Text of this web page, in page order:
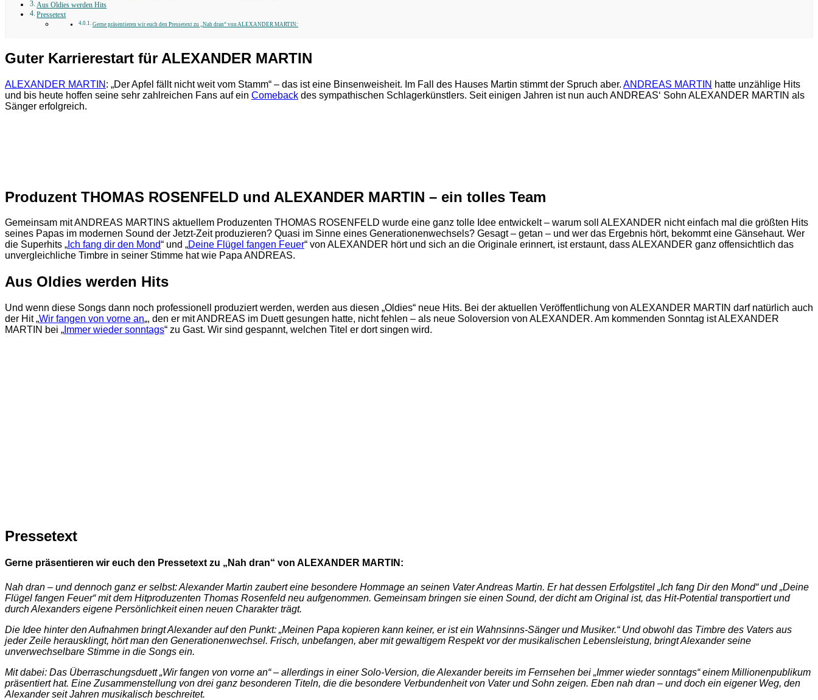
Aus Oldies werden Hits
Pressetext
Gerne präsentieren wir euch den Pressetext zu „Nah dran“ von ALEXANDER MARTIN:
Guter Karrierestart für ALEXANDER MARTIN
ALEXANDER MARTIN : „Der Apfel fällt nicht weit vom Stamm“ – das ist eine Binsenweisheit. Im Fall des Hauses Martin stimmt der Spruch aber. ANDREAS MARTIN hatte unzählige Hits
und bis heute hoffen seine sehr zahlreichen Fans auf ein Comeback des sympathischen Schlagerkünstlers. Seit einigen Jahren ist nun auch ANDREAS‘ Sohn ALEXANDER MARTIN als
Sänger erfolgreich.
Produzent THOMAS ROSENFELD und ALEXANDER MARTIN – ein tolles Team
Gemeinsam mit ANDREAS MARTINS aktuellem Produzenten THOMAS ROSENFELD wurde eine ganz tolle Idee entwickelt – warum soll ALEXANDER nicht einfach mal die größten Hits
seines Papas im modernen Sound der Jetzt-Zeit produzieren? Quasi im Sinne eines Generationenwechsels? Gesagt – getan – und wer das Ergebnis hört, bekommt eine Gänsehaut. Wer
die Superhits „ Ich fang dir den Mond“ und „Deine Flügel fangen Feuer“ von ALEXANDER hört und sich an die Originale erinnert, ist erstaunt, dass ALEXANDER ganz offensichtlich das
unvergleichliche Timbre in seiner Stimme hat wie Papa ANDREAS.
Aus Oldies werden Hits
Und wenn diese Songs dann noch professionell produziert werden, werden aus diesen „Oldies“ neue Hits. Bei der aktuellen Veröffentlichung von ALEXANDER MARTIN darf natürlich auch
der Hit „Wir fangen von vorne an„, den er mit ANDREAS im Duett gesungen hatte, nicht fehlen – als neue Soloversion von ALEXANDER. Am kommenden Sonntag ist ALEXANDER
MARTIN bei „ Immer wieder sonntags“ zu Gast. Wir sind gespannt, welchen Titel er dort singen wird.
Pressetext
Gerne präsentieren wir euch den Pressetext zu „Nah dran“ von ALEXANDER MARTIN:
Nah dran – und dennoch ganz er selbst: Alexander Martin zaubert eine besondere Hommage an seinen Vater Andreas Martin. Er hat dessen Erfolgstitel „Ich fang Dir den Mond“ und „Deine
Flügel fangen Feuer“ mit dem Hitproduzenten Thomas Rosenfeld neu aufgenommen. Gemeinsam bringen sie einen Sound, der dicht am Original ist, das Hit-Potential transportiert und
durch Alexanders eigene Persönlichkeit einen neuen Charakter trägt.
Die Idee hinter den Aufnahmen bringt Alexander auf den Punkt: „Meinen Papa kopieren kann keiner, er ist ein Wahnsinns-Sänger und Musiker.“ Und obwohl das Timbre des Vaters aus
jeder Zeile herausklingt, hört man den Generationenwechsel. Frisch, unbefangen, aber mit gewaltigem Respekt vor der musikalischen Lebensleistung, bringt Alexander seine
unverwechselbare Stimme in die Songs ein.
Mit dabei: Das Überraschungsduett „Wir fangen von vorne an“ – allerdings in einer Solo-Version, die Alexander bereits im Fernsehen bei „Immer wieder sonntags“ einem Millionenpublikum
präsentiert hat. Eine Zusammenstellung von drei ganz besonderen Titeln, die die besondere Verbundenheit von Vater und Sohn zeigen. Eben nah dran – und doch ein eigener Weg, den
Alexander seit Jahren musikalisch beschreitet.